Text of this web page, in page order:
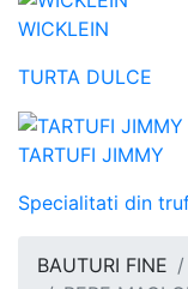
WICKLEIN
TURTA DULCE
TARTUFI JIMMY
Specialitati din
BAUTURI FINE